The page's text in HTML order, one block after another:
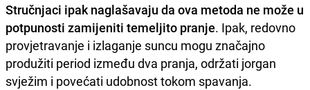
Stručnjaci ipak naglašavaju da ova metoda ne može u
potpunosti zamijeniti temeljito pranje. Ipak, redovno
provjetravanje i izlaganje suncu mogu značajno
produžiti period između dva pranja, održati jorgan
svježim i povećati udobnost tokom spavanja.